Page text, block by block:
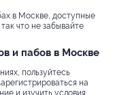
в Москве, доступные
что не забывайте
и пабов в Москве
пользуйтесь
на